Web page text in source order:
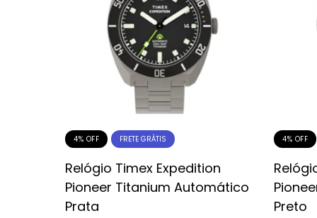
4% OFF FRETE GRÁTIS
Relógio Timex Expedition
Pioneer Titanium Automático
Prata
4% OFF
Preto